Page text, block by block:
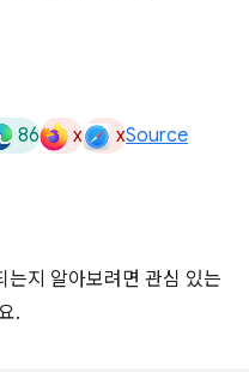
86 x xSource
지 알아보려면 관심 있는
.